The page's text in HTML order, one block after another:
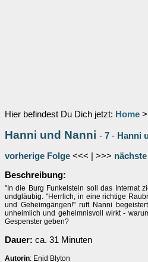
Hier befindest Du Dich jetzt: Home >
Hanni und Nanni - 7 - Hanni
vorherige Folge <<< | >>>
Beschreibung:
"In die Burg Funkelstein soll das Internat
undgläubig. "Herrlich, in eine richtige
und Geheimgängen!" ruft Nanni
unheimlich und geheimnisvoll wirkt -
Gespenster geben?
Dauer: ca. 31 Minuten
Autorin: Enid Blyton